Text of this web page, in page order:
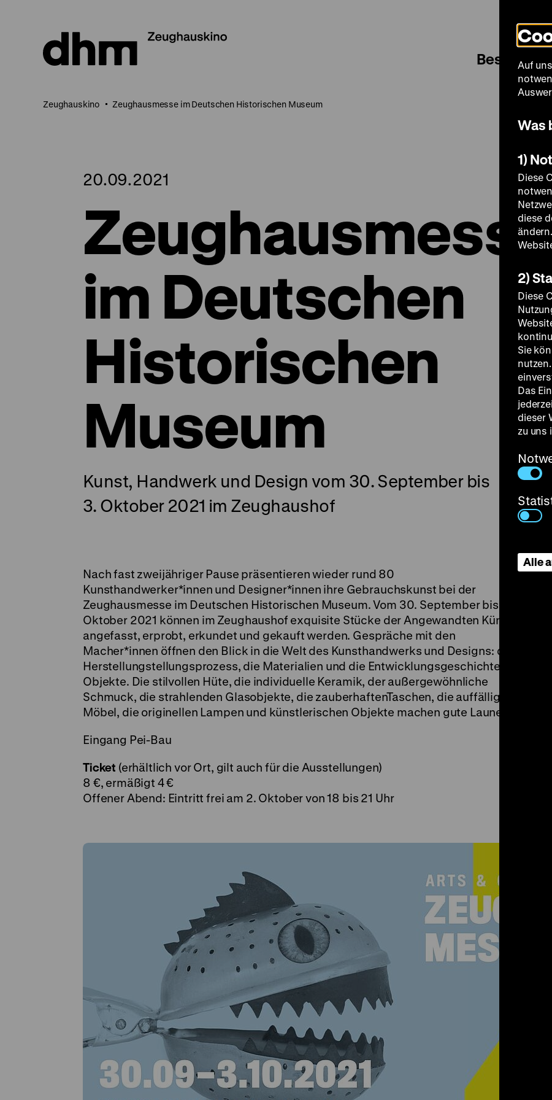
Seiteninhalt
springen
Besuch
Zeughauskino Zeughausmesse im Deutschen Historischen Museum
20.09.2021
Zeughausmesse
im Deutschen
Historischen
Museum
Kunst, Handwerk und Design vom 30. September bis
3. Oktober 2021 im Zeughaushof
Nach fast zweijähriger Pause präsentieren wieder rund 80
Kunsthandwerker*innen und Designer*innen ihre Gebrauchskunst bei der
Zeughausmesse im Deutschen Historischen Museum. Vom 30. September bis 3.
Oktober 2021 können im Zeughaushof exquisite Stücke der Angewandten Künste
angefasst, erprobt, erkundet und gekauft werden. Gespräche mit den
Macher*innen öffnen den Blick in die Welt des Kunsthandwerks und Designs: den
Herstellungstellungsprozess, die Materialien und die Entwicklungsgeschichte der
Objekte. Die stilvollen Hüte, die individuelle Keramik, der außergewöhnliche
Schmuck, die strahlenden Glasobjekte, die zauberhaftenTaschen, die auffälligen
Möbel, die originellen Lampen und künstlerischen Objekte machen gute Laune.
Eingang Pei-Bau
Ticket (erhältlich vor Ort, gilt auch für die Ausstellungen)
8 €, ermäßigt 4 €
Offener Abend: Eintritt frei am 2. Oktober von 18 bis 21 Uhr
Auf
Was
1)
Diese
diese
2)
Diese
Sie
Das
dieser
zu uns
Alle